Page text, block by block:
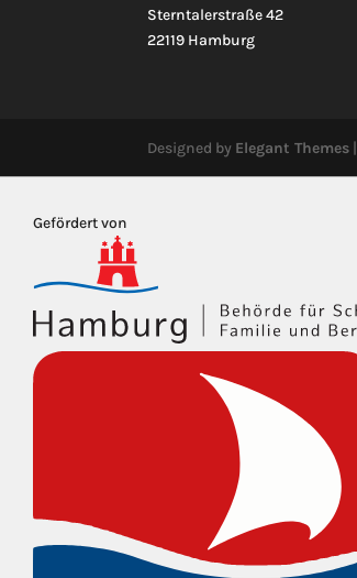
Sterntalerstraße 42
22119 Hamburg
Designed by Elegant Themes
Gefördert von